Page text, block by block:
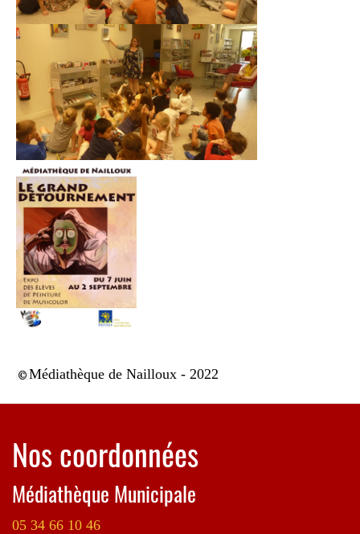
Médiathèque de Nailloux - 2022
Nos coordonnées
Médiathèque Municipale
05 34 66 10 46